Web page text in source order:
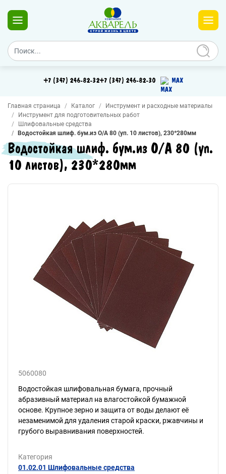
+7 (347) 246-82-32+7 (347) 246-82-30 MAX
Главная страница Каталог
Инструмент и расходные материалы
Инструмент для подготовительных работ
Шлифовальные средства
Водостойкая шлиф. бум.из О/А 80 (уп. 10 листов), 230*280мм
Водостойкая шлиф. бум.из О/А 80 (уп.
10 листов), 230*280мм
5060080
Водостойкая шлифовальная бумага, прочный
абразивный материал на влагостойкой бумажной
основе. Крупное зерно и защита от воды делают её
незаменимой для удаления старой краски, ржавчины и
грубого выравнивания поверхностей.
Категория
01.02.01 Шлифовальные средства